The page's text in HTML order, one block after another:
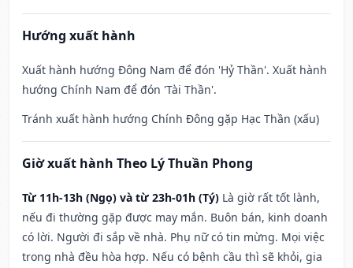
Hướng xuất hành
Xuất hành hướng Đông Nam để đón 'Hỷ Thần'. Xuất hành
hướng Chính Nam để đón 'Tài Thần'.
Tránh xuất hành hướng Chính Đông gặp Hạc Thần (xấu)
Giờ xuất hành Theo Lý Thuần Phong
Từ 11h-13h (Ngọ) và từ 23h-01h (Tý) Là giờ rất tốt lành,
nếu đi thường gặp được may mắn. Buôn bán, kinh doanh
có lời. Người đi sắp về nhà. Phụ nữ có tin mừng. Mọi việc
trong nhà đều hòa hợp. Nếu có bệnh cầu thì sẽ khỏi, gia